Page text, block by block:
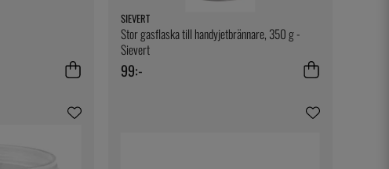
SIEVERT
Stor gasflaska till handyjetbrännare, 350 g -
Sievert
99:-